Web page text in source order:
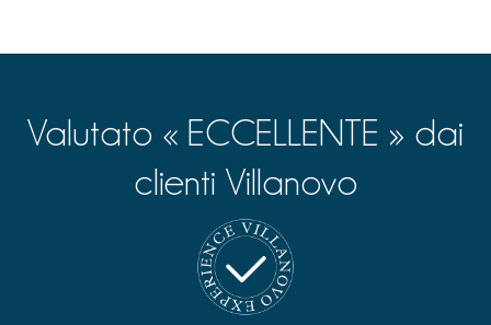
Valutato « ECCELLENTE » dai
clienti Villanovo